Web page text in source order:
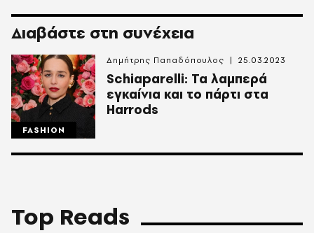
Διαβάστε στη συνέχεια
FASHION
Schiaparelli: Τα λαμπερά
εγκαίνια και το πάρτι στα
Harrods
Δημήτρης Παπαδόπουλος 25.03.2023
Top Reads